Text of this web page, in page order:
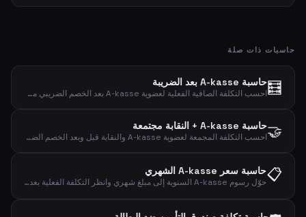
حاسبات ذات صلة
🧮حاسبة A-kasse بعد الضريبة
احسب التكلفة الصافية الفعلية لعضوية A-kasse بعد الخصم الضريبي مع نسبة خصم قابلة للتعديل.
🤝حاسبة A-kasse + النقابة مجتمعة
احسب التكلفة المجمعة لعضوية A-kasse والنقابة قبل وبعد الخصم الضريبي.
📋حاسبة سعر A-kasse الشهري
حوّل رسوم A-kasse السنوية إلى مبلغ شهري وانظر التكلفة الفعلية بعد الخصم الضريبي.